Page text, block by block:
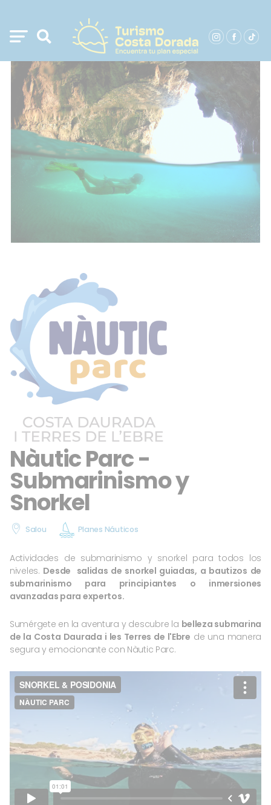
Nàutic Parc -
Submarinismo y
Snorkel
Salou Planes Náuticos
Actividades de submarinismo y snorkel para todos los
niveles. Desde salidas de snorkel guiadas, a bautizos de
submarinismo para principiantes o inmersiones
avanzadas para expertos.
Sumérgete en la aventura y descubre la belleza submarina
de la Costa Daurada i les Terres de l'Ebre de una manera
segura y emocionante con Nàutic Parc.